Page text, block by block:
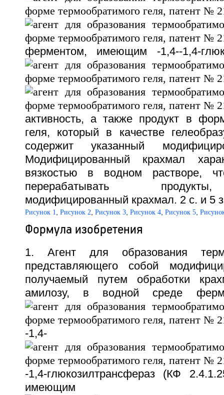
ферментом, имеющим -1,4--1,4-
активность, а также продукт в
геля, который в качестве
содержит указанный
Модифицированный крахмал
вязкостью в водном растворе,
перерабатывать
модифицированный крахмал. 2 с. и 5
Рисунок 1 Рисунок 2 Рисунок 3, Рисунок 4, Рисунок 5,
Формула изобретения
1. Агент для образования
представляющего собой
получаемый путем обработки
амилозу, в водной среде
-1,4-
-1,4-глюкозилтрансфераз (КФ
имеющим